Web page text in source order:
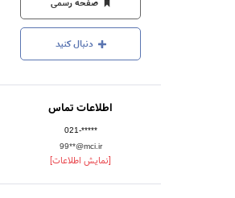
روابط
عمومی‌ها
دنبال کنید
اطلاعات تماس
021-*****
99**@mci.ir
[نمایش اطلاعات]